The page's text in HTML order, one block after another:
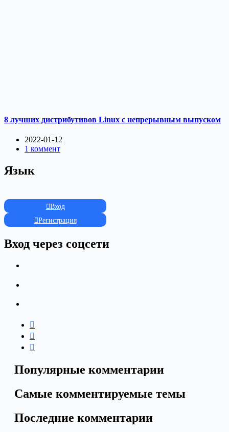
8 лучших дистрибутивов Linux с непрерывным выпуском
2022-01-12
1 коммент
Язык
Вход
Регистрация
Вход через соцсети
Популярные комментарии
Самые комментируемые темы
Последние комментарии